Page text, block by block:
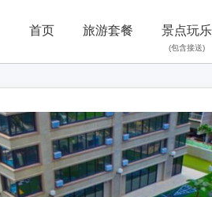
首页 旅游套餐 景点玩乐
(包含接送)